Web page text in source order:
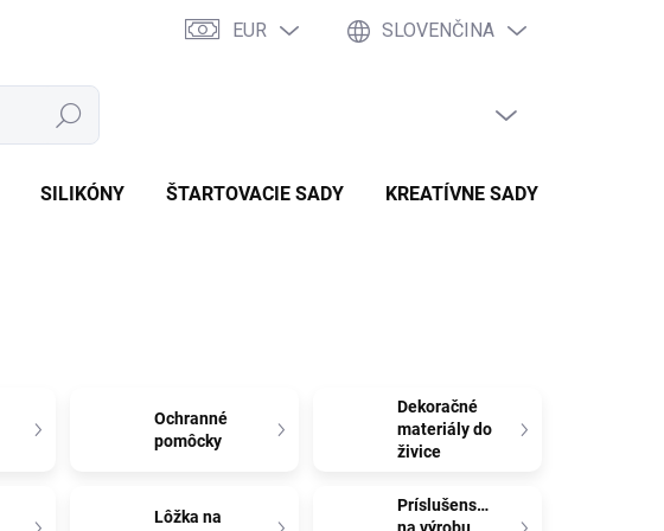
EUR SLOVENČINA
Hľadať
SILIKÓNY ŠTARTOVACIE SADY KREATÍVNE SADY
Ochranné
pomôcky
Dekoračné
materiály do
živice
Lôžka na
Príslušenstvo